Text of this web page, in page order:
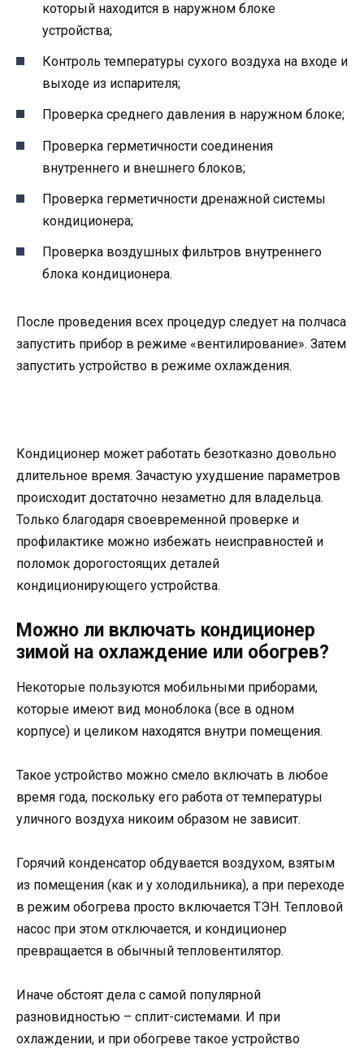
который находится в наружном блоке
устройства;
Контроль температуры сухого воздуха на входе и
выходе из испарителя;
Проверка среднего давления в наружном блоке;
Проверка герметичности соединения
внутреннего и внешнего блоков;
Проверка герметичности дренажной системы
кондиционера;
Проверка воздушных фильтров внутреннего
блока кондиционера.
После проведения всех процедур следует на полчаса
запустить прибор в режиме «вентилирование». Затем
запустить устройство в режиме охлаждения.
Кондиционер может работать безотказно довольно
длительное время. Зачастую ухудшение параметров
происходит достаточно незаметно для владельца.
Только благодаря своевременной проверке и
профилактике можно избежать неисправностей и
поломок дорогостоящих деталей
кондиционирующего устройства.
Можно ли включать кондиционер
зимой на охлаждение или обогрев?
Некоторые пользуются мобильными приборами,
которые имеют вид моноблока (все в одном
корпусе) и целиком находятся внутри помещения.
Такое устройство можно смело включать в любое
время года, поскольку его работа от температуры
уличного воздуха никоим образом не зависит.
Горячий конденсатор обдувается воздухом, взятым
из помещения (как и у холодильника), а при переходе
в режим обогрева просто включается ТЭН. Тепловой
насос при этом отключается, и кондиционер
превращается в обычный тепловентилятор.
Иначе обстоят дела с самой популярной
разновидностью – сплит-системами. И при
охлаждении, и при обогреве такое устройство